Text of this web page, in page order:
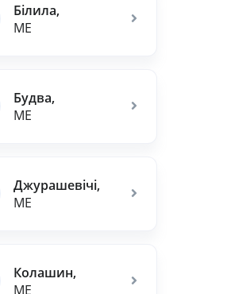
Білила,
ME
Будва,
ME
Джурашевічі,
ME
Колашин,
ME